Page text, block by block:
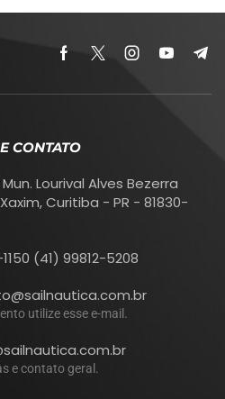
CONTATO
Lourival Alves Bezerra
Xaxim, Curitiba - PR - 81830-
(41) 99812-5208
utilize esse e-mail.
e contato geral.